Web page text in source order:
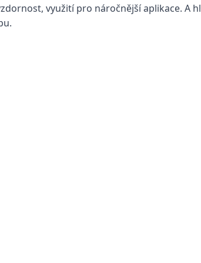
využití pro náročnější aplikace. A